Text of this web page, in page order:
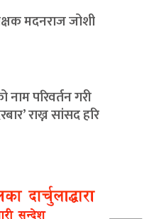
मदनराज जोशी
नाम परिवर्तन गरी
राख्न सांसद हरि